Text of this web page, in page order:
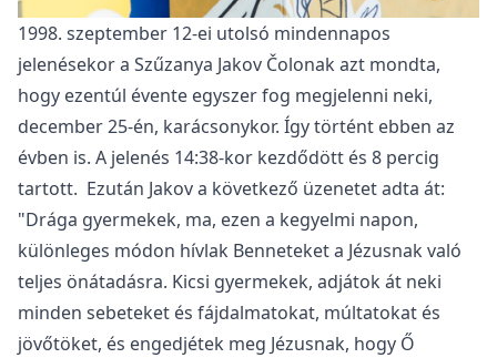
1998. szeptember 12-ei utolsó mindennapos
jelenésekor a Szűzanya Jakov Čolonak azt mondta,
hogy ezentúl évente egyszer fog megjelenni neki,
december 25-én, karácsonykor. Így történt ebben az
évben is. A jelenés 14:38-kor kezdődött és 8 percig
tartott. Ezután Jakov a következő üzenetet adta át:
"Drága gyermekek, ma, ezen a kegyelmi napon,
különleges módon hívlak Benneteket a Jézusnak való
teljes önátadásra. Kicsi gyermekek, adjátok át neki
minden sebeteket és fájdalmatokat, múltatokat és
jövőtöket, és engedjétek meg Jézusnak, hogy Ő